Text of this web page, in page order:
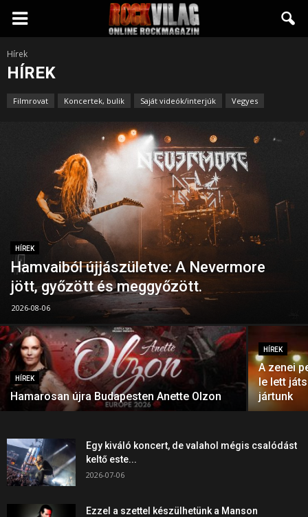
Rockvilág.hu
online
Hírek
HÍREK
Filmrovat Koncertek, bulik Saját videók/interjúk Vegyes
HÍREK
Hamvaiból újjászületve: A Nevermore
jött, győzött és meggyőzött.
2026-08-06
HÍREK
Hamarosan újra Budapesten Anette Olzon
HÍREK
A zenei
le lett
jártunk
Egy kiváló koncert, de valahol mégis csalódást
keltő este...
2026-07-06
Ezzel a szettel készülhetünk a Manson